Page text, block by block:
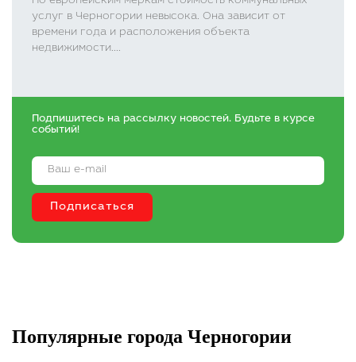
услуг в Черногории невысока. Она зависит от
времени года и расположения объекта
недвижимости....
Подпишитесь на рассылку новостей. Будьте в курсе
событий!
Популярные города Черногории